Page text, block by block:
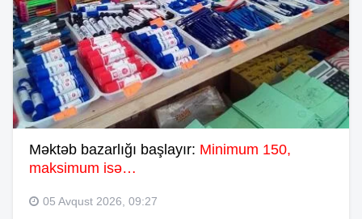
Məktəb bazarlığı başlayır: Minimum 150,
maksimum isə…
05 Avqust 2026, 09:27